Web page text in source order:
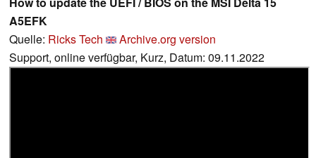
A5EFK
Quelle: Ricks Tech
Archive.org version
Support, online verfügbar, Kurz, Datum: 09.11.2022